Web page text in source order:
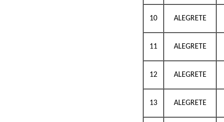
10 ALEGRETE
11 ALEGRETE
12 ALEGRETE
13 ALEGRETE